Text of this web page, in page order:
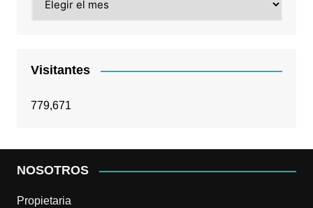
Visitantes
779,671
NOSOTROS
Propietaria